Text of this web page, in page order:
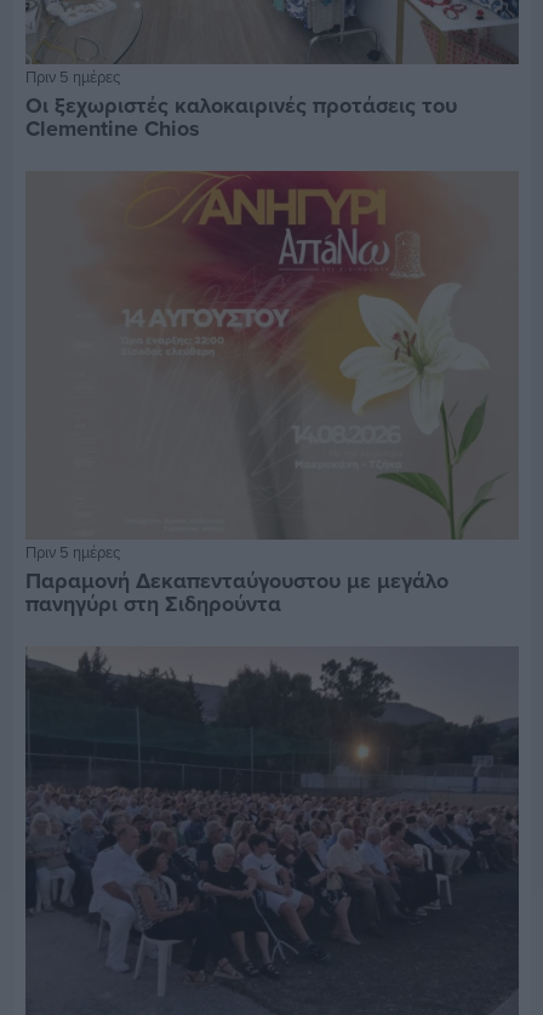
Πριν 5 ημέρες
Οι ξεχωριστές καλοκαιρινές προτάσεις του
Clementine Chios
Πριν 5 ημέρες
Παραμονή Δεκαπενταύγουστου με μεγάλο
πανηγύρι στη Σιδηρούντα